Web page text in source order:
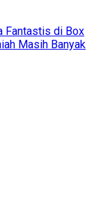
Fantastis di Box
Masih Banyak